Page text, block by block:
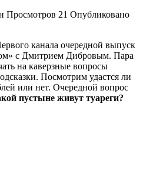
Просмотров 21 Опубликовано
канала очередной выпуск
с Дмитрием Дибровым. Пара
на каверзные вопросы
Посмотрим удастся ли
или нет. Очередной вопрос
пустыне живут туареги?